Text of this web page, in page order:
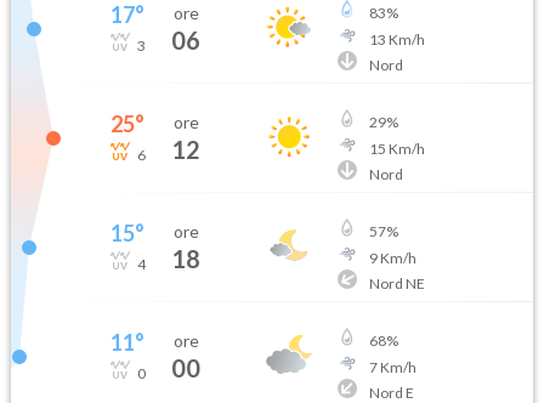
17°
3
ore
06
83%
13 Km/h
Nord
25°
6
ore
12
29%
15 Km/h
Nord
15°
4
ore
18
57%
9Km/h
Nord NE
11°
0
ore
00
68%
7Km/h
Nord E